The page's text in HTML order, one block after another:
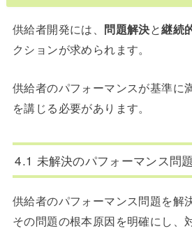
供給者開発には、 問題解決と継続
クションが求められます。
供給者のパフォーマンスが基準に
を講じる必要があります。
4.1 未解決のパフォーマンス問
供給者のパフォーマンス問題を解
その問題の根本原因を明確にし、